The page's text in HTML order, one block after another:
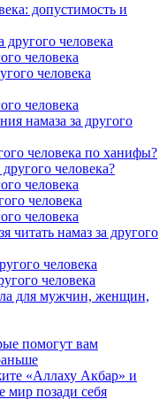
допустимость и
другого человека
человека
человека
человека
намаза за другого
человека по ханифы?
человека?
человека
человека
человека
читать намаз за другого
человека
человека
для мужчин, женщин,
помогут вам
«Аллаху Акбар» и
мир позади себя